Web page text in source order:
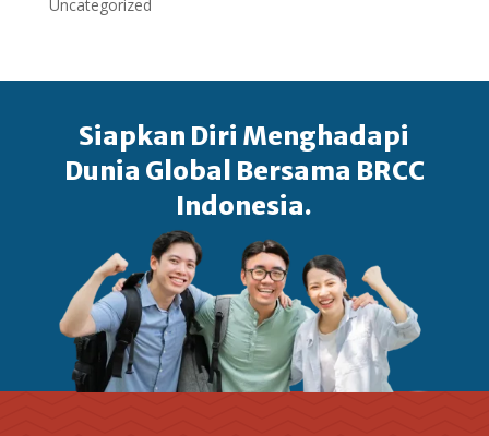
Uncategorized
Siapkan Diri Menghadapi
Dunia Global Bersama BRCC
Indonesia.